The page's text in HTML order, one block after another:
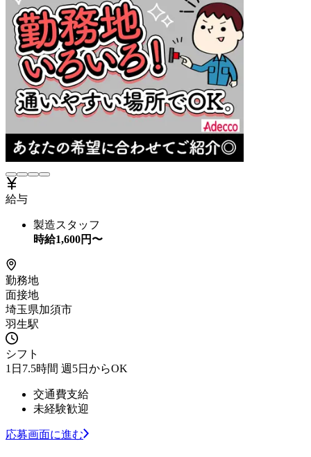
給与
製造スタッフ
時給1,600円〜
勤務地
面接地
埼玉県加須市
羽生駅
シフト
1日7.5時間 週5日からOK
交通費支給
未経験歓迎
応募画面に進む